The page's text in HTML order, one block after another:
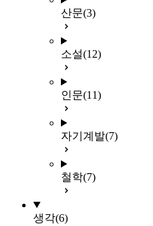
산문(3)
소설(12)
인문(11)
자기계발(7)
철학(7)
생각(6)